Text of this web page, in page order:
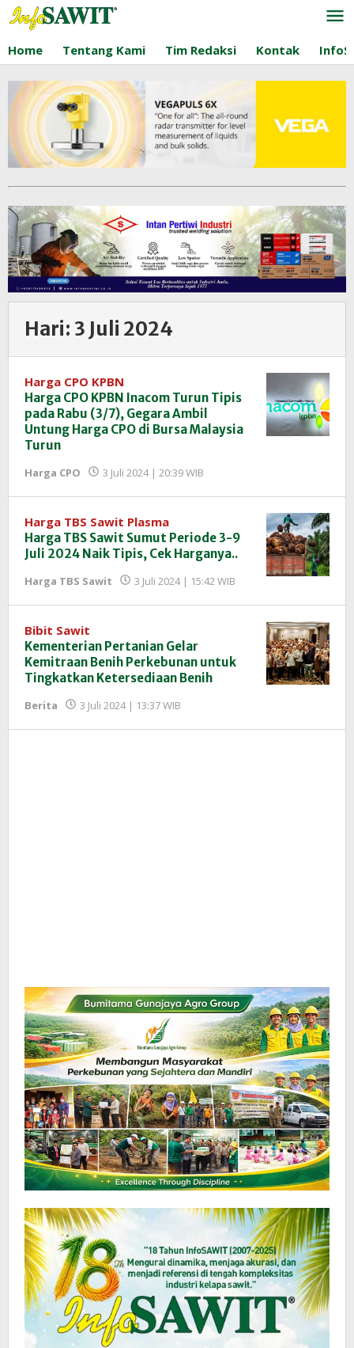
Lewati
ke
konten
Home Tentang Kami Tim Redaksi Kontak
Hari: 3 Juli 2024
Harga CPO KPBN
Harga CPO KPBN Inacom Turun Tipis
pada Rabu (3/7), Gegara Ambil
Untung Harga CPO di Bursa Malaysia
Turun
Harga CPO 3 Juli 2024 | 20:39 WIB
InfoSAWIT
Harga TBS Sawit Plasma
Harga TBS Sawit Sumut Periode 3-9
Juli 2024 Naik Tipis, Cek Harganya..
Harga TBS Sawit 3 Juli 2024 | 15:42 WIB
InfoSAWIT
Bibit Sawit
Kementerian Pertanian Gelar
Kemitraan Benih Perkebunan untuk
Tingkatkan Ketersediaan Benih
Berita 3 Juli 2024 | 13:37 WIB
InfoSAWIT